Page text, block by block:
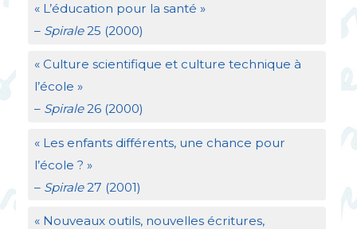
« L’éducation pour la santé »
– Spirale25 (2000)
« Culture scientifique et culture technique à
l’école »
– Spirale26 (2000)
« Les enfants différents, une chance pour
l’école ? »
– Spirale27 (2001)
« Nouveaux outils, nouvelles écritures,